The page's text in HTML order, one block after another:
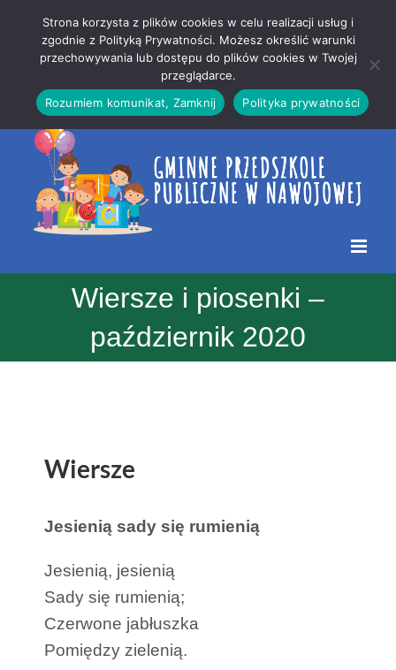
treści
strony
Wiersze i piosenki –
październik 2020
Wiersze
Jesienią sady się rumienią
Jesienią, jesienią
Sady się rumienią;
Czerwone jabłuszka
Pomiędzy zielenią.
Strona korzysta z plików cookies w celu realizacji usług i
zgodnie z Polityką Prywatności. Możesz określić warunki
przechowywania lub dostępu do plików cookies w Twojej
przeglądarce.
Rozumiem komunikat, Zamknij
Polityka prywatności